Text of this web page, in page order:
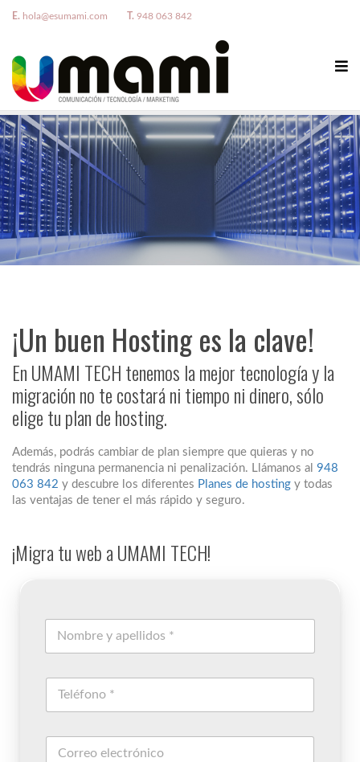
E. hola@esumami.com T. 948 063 842
¡Un buen Hosting es la clave!
En UMAMI TECH tenemos la mejor tecnología y la
migración no te costará ni tiempo ni dinero, sólo
elige tu plan de hosting.
Además, podrás cambiar de plan siempre que quieras y no
tendrás ninguna permanencia ni penalización. Llámanos al 948
063 842 y descubre los diferentes Planes de hosting y todas
las ventajas de tener el más rápido y seguro.
¡Migra tu web a UMAMI TECH!